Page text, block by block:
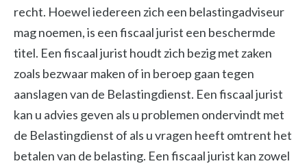
recht. Hoewel iedereen zich een belastingadviseur
mag noemen, is een fiscaal jurist een beschermde
titel. Een fiscaal jurist houdt zich bezig met zaken
zoals bezwaar maken of in beroep gaan tegen
aanslagen van de Belastingdienst. Een fiscaal jurist
kan u advies geven als u problemen ondervindt met
de Belastingdienst of als u vragen heeft omtrent het
betalen van de belasting. Een fiscaal jurist kan zowel